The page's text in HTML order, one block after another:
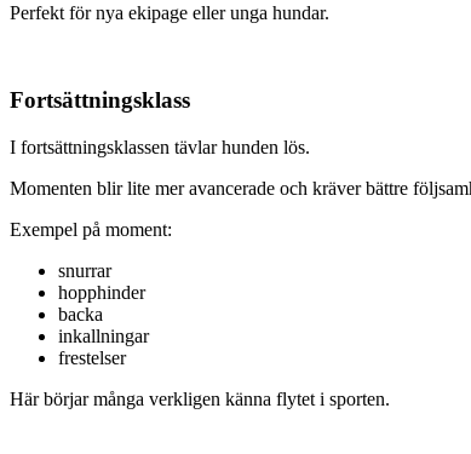
Perfekt för nya ekipage eller unga hundar.
Fortsättningsklass
I fortsättningsklassen tävlar hunden lös.
Momenten blir lite mer avancerade och kräver bättre
Exempel på moment:
snurrar
hopphinder
backa
inkallningar
frestelser
Här börjar många verkligen känna flytet i sporten.